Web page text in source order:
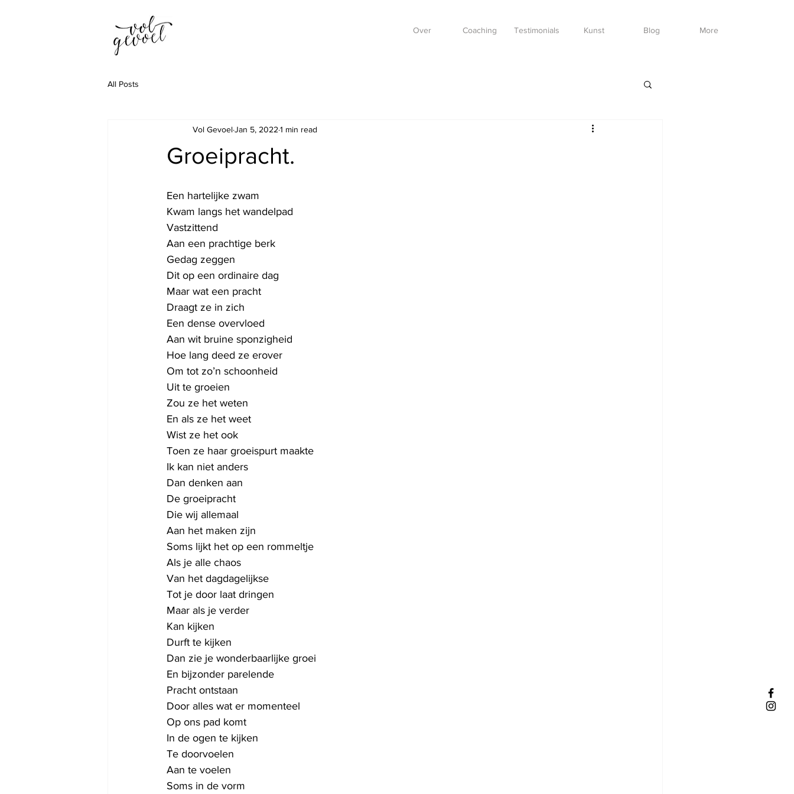
Over Coaching Testimonials Kunst Blog More
All Posts
Groeipracht.
Vol GevoelJan 5, 2022 1 min read
Een hartelijke zwam
Kwam langs het wandelpad
Vastzittend
Aan een prachtige berk
Gedag zeggen
Dit op een ordinaire dag
Maar wat een pracht
Draagt ze in zich
Een dense overvloed
Aan wit bruine sponzigheid
Hoe lang deed ze erover
Om tot zo’n schoonheid
Uit te groeien
Zou ze het weten
En als ze het weet
Wist ze het ook
Toen ze haar groeispurt maakte
Ik kan niet anders
Dan denken aan
De groeipracht
Die wij allemaal
Aan het maken zijn
Soms lijkt het op een rommeltje
Als je alle chaos
Van het dagdagelijkse
Tot je door laat dringen
Maar als je verder
Kan kijken
Durft te kijken
Dan zie je wonderbaarlijke groei
En bijzonder parelende
Pracht ontstaan
Door alles wat er momenteel
Op ons pad komt
In de ogen te kijken
Te doorvoelen
Aan te voelen
Soms in de vorm